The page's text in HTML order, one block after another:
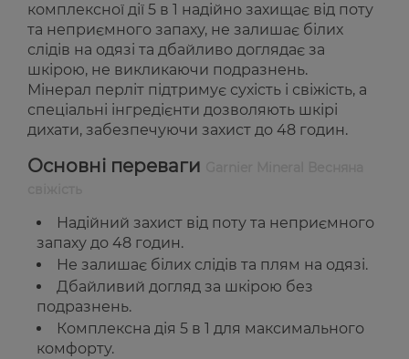
комплексної дії 5 в 1 надійно захищає від поту
та неприємного запаху, не залишає білих
слідів на одязі та дбайливо доглядає за
шкірою, не викликаючи подразнень.
Мінерал перліт підтримує сухість і свіжість, а
спеціальні інгредієнти дозволяють шкірі
дихати, забезпечуючи захист до 48 годин.
Основні переваги
Надійний захист від поту та неприємного
запаху до 48 годин.
Не залишає білих слідів та плям на одязі.
Дбайливий догляд за шкірою без
подразнень.
Комплексна дія 5 в 1 для максимального
комфорту.